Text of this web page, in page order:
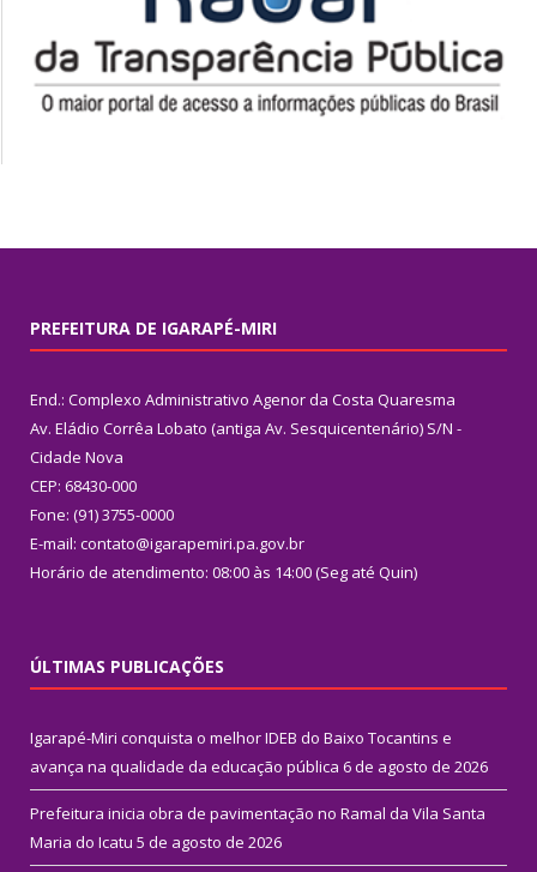
PREFEITURA DE IGARAPÉ-MIRI
End.: Complexo Administrativo Agenor da Costa Quaresma
Av. Eládio Corrêa Lobato (antiga Av. Sesquicentenário) S/N -
Cidade Nova
CEP: 68430-000
Fone: (91) 3755-0000
E-mail: contato@igarapemiri.pa.gov.br
Horário de atendimento: 08:00 às 14:00 (Seg até Quin)
ÚLTIMAS PUBLICAÇÕES
Igarapé-Miri conquista o melhor IDEB do Baixo Tocantins e
avança na qualidade da educação pública 6 de agosto de 2026
Prefeitura inicia obra de pavimentação no Ramal da Vila Santa
Maria do Icatu 5 de agosto de 2026